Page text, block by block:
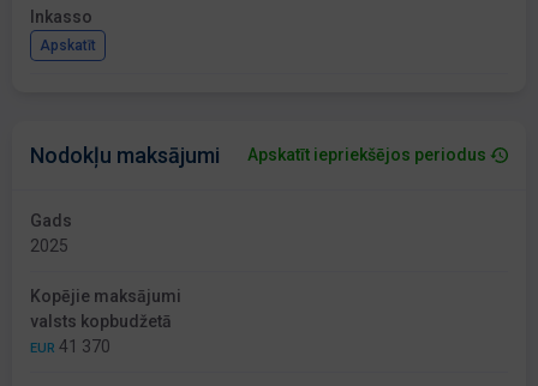
Inkasso
Apskatīt
Nodokļu maksājumi Apskatīt iepriekšējos periodus
Gads
2025
Kopējie maksājumi
valsts kopbudžetā
EUR 41 370